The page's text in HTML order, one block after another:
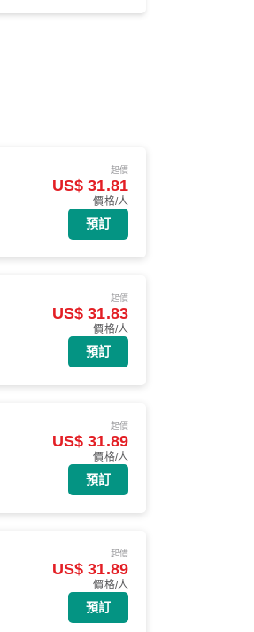
起價
US$ 31.81
價格/人
預訂
起價
US$ 31.83
價格/人
預訂
起價
US$ 31.89
價格/人
預訂
起價
US$ 31.89
價格/人
預訂